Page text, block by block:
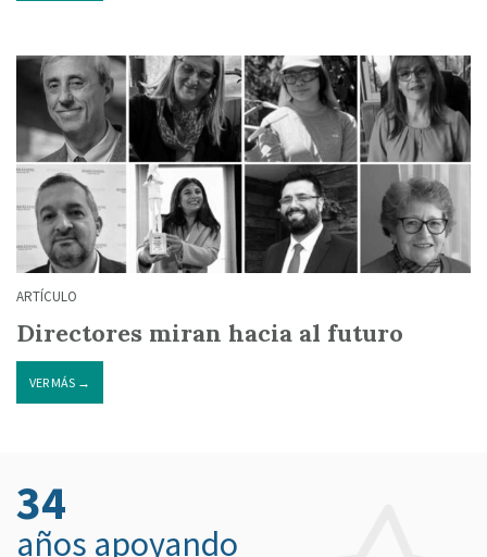
ARTÍCULO
Directores miran hacia al futuro
VER MÁS →
34
años apoyando